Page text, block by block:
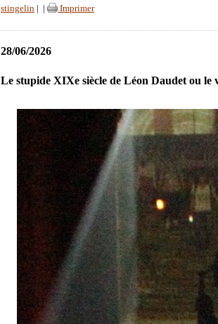
stingelin
Imprimer
28/06/2026
Le stupide XIXe siècle de Léon Daudet ou le